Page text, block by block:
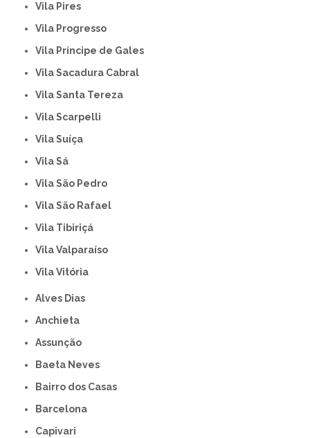
Vila Pires
Vila Progresso
Vila Príncipe de Gales
Vila Sacadura Cabral
Vila Santa Tereza
Vila Scarpelli
Vila Suíça
Vila Sá
Vila São Pedro
Vila São Rafael
Vila Tibiriçá
Vila Valparaíso
Vila Vitória
Alves Dias
Anchieta
Assunção
Baeta Neves
Bairro dos Casas
Barcelona
Capivari